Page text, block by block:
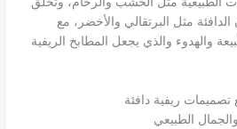
مثل البرتقالي والأخضر، مع
والهدوء والذي يجعل المطابخ الريفية
ريفية دافئة
الطبيعي